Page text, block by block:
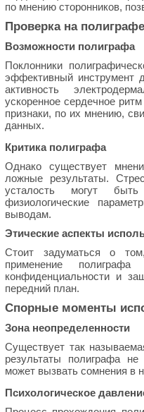
по мнению сторонников,
Проверка на
Возможности полиграфа
Поклонники
эффективный инструмент
активность
ускоренное сердечное
признаки, по их мнению,
данных.
Критика полиграфа
Однако существует
ложные результаты.
усталость могут
физиологические
выводам.
Этические аспекты
Стоит задуматься о
применение
конфиденциальности и
передний план.
Спорные моменты
Зона неопределенности
Существует так
результаты полиграфа
может вызвать сомнения в
Психологическое